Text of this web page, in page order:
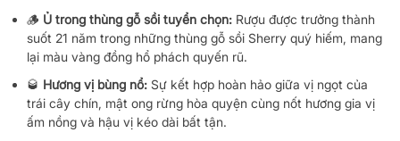
🪵 Ủ trong thùng gỗ sồi tuyển chọn: Rượu được trưởng thành
suốt 21 năm trong những thùng gỗ sồi Sherry quý hiếm, mang
lại màu vàng đồng hổ phách quyến rũ.
🥃 Hương vị bùng nổ: Sự kết hợp hoàn hảo giữa vị ngọt của
trái cây chín, mật ong rừng hòa quyện cùng nốt hương gia vị
ấm nồng và hậu vị kéo dài bất tận.